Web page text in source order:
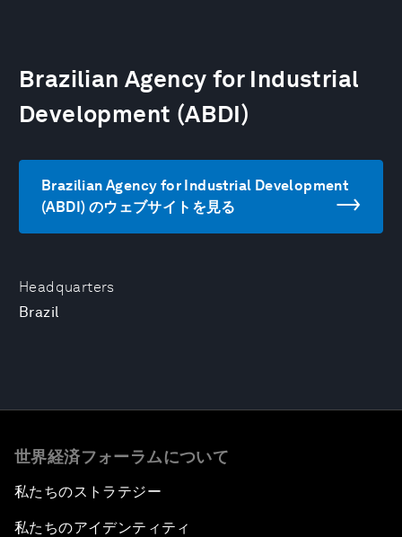
Headquarters
Brazil
Brazilian Agency for Industrial
Development (ABDI)
Brazilian Agency for Industrial Development
(ABDI) のウェブサイトを見る
世界経済フォーラムについて
私たちのストラテジー
私たちのアイデンティティ